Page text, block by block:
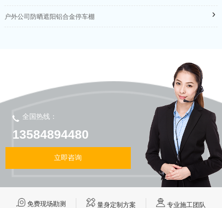
户外公司防晒遮阳铝合金停车棚
全国热线：
13584894480
立即咨询
免费现场勘测 量身定制方案 专业施工团队